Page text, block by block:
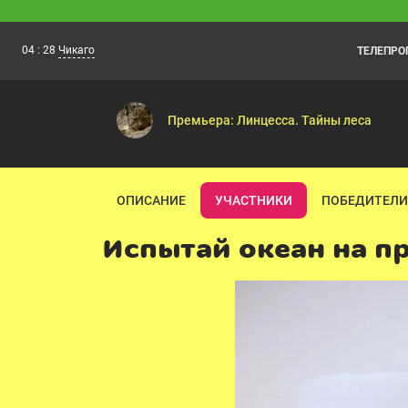
Розовая клумба —
04 : 28 Чикаго
Премьера: Линцесса. Тайны леса
ОПИСАНИЕ УЧАСТНИКИ ПОБЕДИТЕЛИ
Испытай океан на